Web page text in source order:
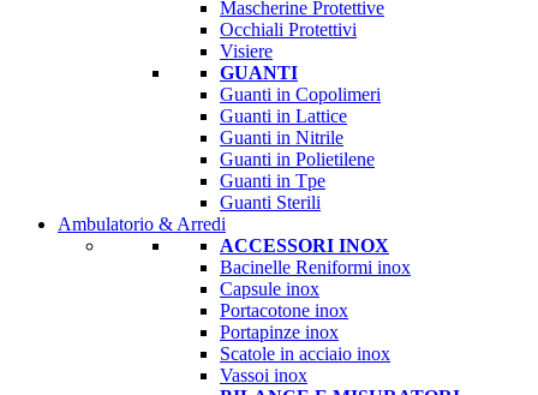
Mascherine Protettive
Occhiali Protettivi
Visiere
GUANTI
Guanti in Copolimeri
Guanti in Lattice
Guanti in Nitrile
Guanti in Polietilene
Guanti in Tpe
Guanti Sterili
Ambulatorio & Arredi
ACCESSORI INOX
Bacinelle Reniformi inox
Capsule inox
Portacotone inox
Portapinze inox
Scatole in acciaio inox
Vassoi inox